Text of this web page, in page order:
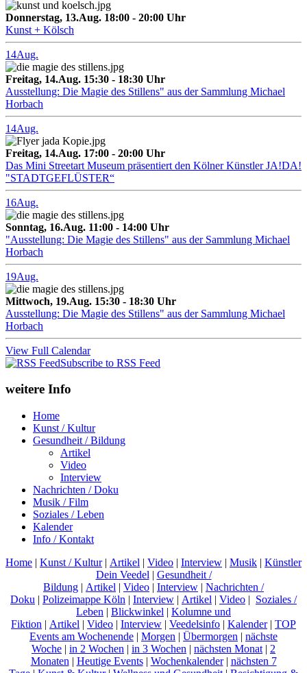
Donnerstag, 13.Aug. 18:00 - 20:00 Uhr
Kunst + Kölsch
14Aug.
Freitag, 14.Aug. 15:30 - 18:30 Uhr
Ausstellung: Die Magie des Stillens" aus der Sammlung Michael
Horbach
14Aug.
Freitag, 14.Aug. 17:00 - 20:00 Uhr
Das Mini Streetart Museum präsentiert den Kölner Künstler JA!DA!
"STADTGEFLÜSTER“
16Aug.
Sonntag, 16.Aug. 11:00 - 14:00 Uhr
"Ausstellung: Die Magie des Stillens" aus der Sammlung Michael
Horbach
19Aug.
Mittwoch, 19.Aug. 15:30 - 18:30 Uhr
Ausstellung: Die Magie des Stillens" aus der Sammlung Michael
Horbach
View Full Calendar
Subscribe to RSS Feed
weitere Info
Home
Kunst / Kultur
Gesundheit / Bildung
Artikel
Video
Interview
Nachrichten / Doku
Musik / Film
Soziales / Leben
Kalender
Info / Kontakt
Home | Kunst / Kultur| Artikel | Video | Interview | Musik | Künstler
Dein Veedel | Gesundheit /
Bildung | Artikel | Video | Interview | Nachrichten /
Doku | Polizeimappe Köln | Interview | Artikel | Video | Soziales /
Leben | Blickwinkel | Kolumne und
Fiktion | Artikel | Video | Interview | Veedelsinfo | Kalender| TOP
Events am Wochenende | Morgen | Übermorgen | nächste
Woche | in 2 Wochen | in 3 Wochen | nächsten Monat | 2
Monaten | Heutige Events| Wochenkalender| nächsten 7